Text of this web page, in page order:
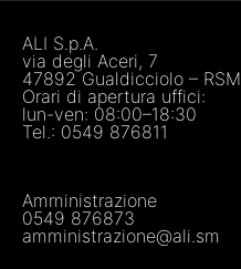
ALI S.p.A.
via degli Aceri, 7
47892 Gualdicciolo – RSM
Orari di apertura uffici:
lun-ven: 08:00–18:30
Tel.: 0549 876811
Amministrazione
0549 876873
amministrazione@ali.sm